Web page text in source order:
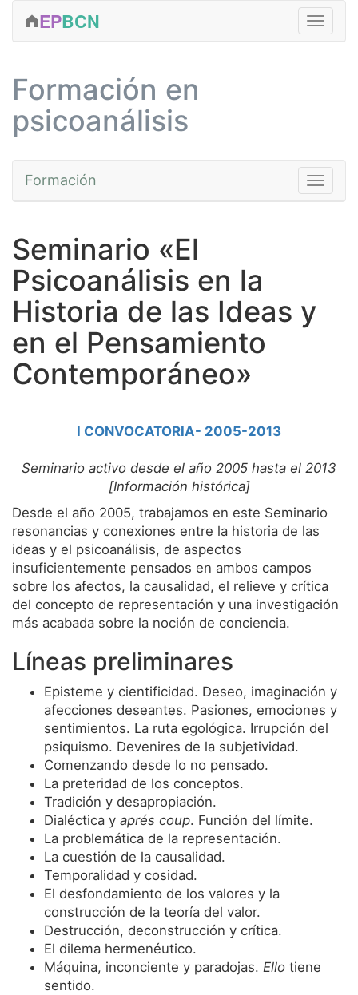
EPBCN
CLÍNICA
ACTIVIDADES
SERVICIOS
CONTACTAR
MÁS...
Formación en
psicoanálisis
Toggle
Formación
Fundamentos
Avanzada
Prácticas
Talleres
Servicios
Seminario «El
Psicoanálisis en la
Historia de las Ideas y
en el Pensamiento
Contemporáneo»
I CONVOCATORIA- 2005-2013
Seminario activo desde el año 2005 hasta el 2013
[Información histórica]
Desde el año 2005, trabajamos en este Seminario
resonancias y conexiones entre la historia de las
ideas y el psicoanálisis, de aspectos
insuficientemente pensados en ambos campos
sobre los afectos, la causalidad, el relieve y crítica
del concepto de representación y una investigación
más acabada sobre la noción de conciencia.
Líneas preliminares
Episteme y cientificidad. Deseo, imaginación y
afecciones deseantes. Pasiones, emociones y
sentimientos. La ruta egológica. Irrupción del
psiquismo. Devenires de la subjetividad.
Comenzando desde lo no pensado.
La preteridad de los conceptos.
Tradición y desapropiación.
Dialéctica y aprés coup. Función del límite.
La problemática de la representación.
La cuestión de la causalidad.
Temporalidad y cosidad.
El desfondamiento de los valores y la
construcción de la teoría del valor.
Destrucción, deconstrucción y crítica.
El dilema hermenéutico.
Máquina, inconciente y paradojas. Ello tiene
sentido.